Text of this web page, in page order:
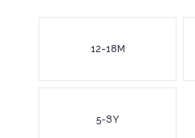
Velg en Størrelse
12-18M
5-8Y